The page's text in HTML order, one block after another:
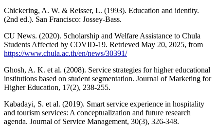
Chickering, A. W. & Reisser, L. (1993). Education and identity.
(2nd ed.). San Francisco: Jossey-Bass.
CU News. (2020). Scholarship and Welfare Assistance to Chula
Students Affected by COVID-19. Retrieved May 20, 2025, from
https://www.chula.ac.th/en/news/30391/
Ghosh, A. K. et al. (2008). Service strategies for higher educational
institutions based on student segmentation. Journal of Marketing for
Higher Education, 17(2), 238-255.
Kabadayi, S. et al. (2019). Smart service experience in hospitality
and tourism services: A conceptualization and future research
agenda. Journal of Service Management, 30(3), 326-348.